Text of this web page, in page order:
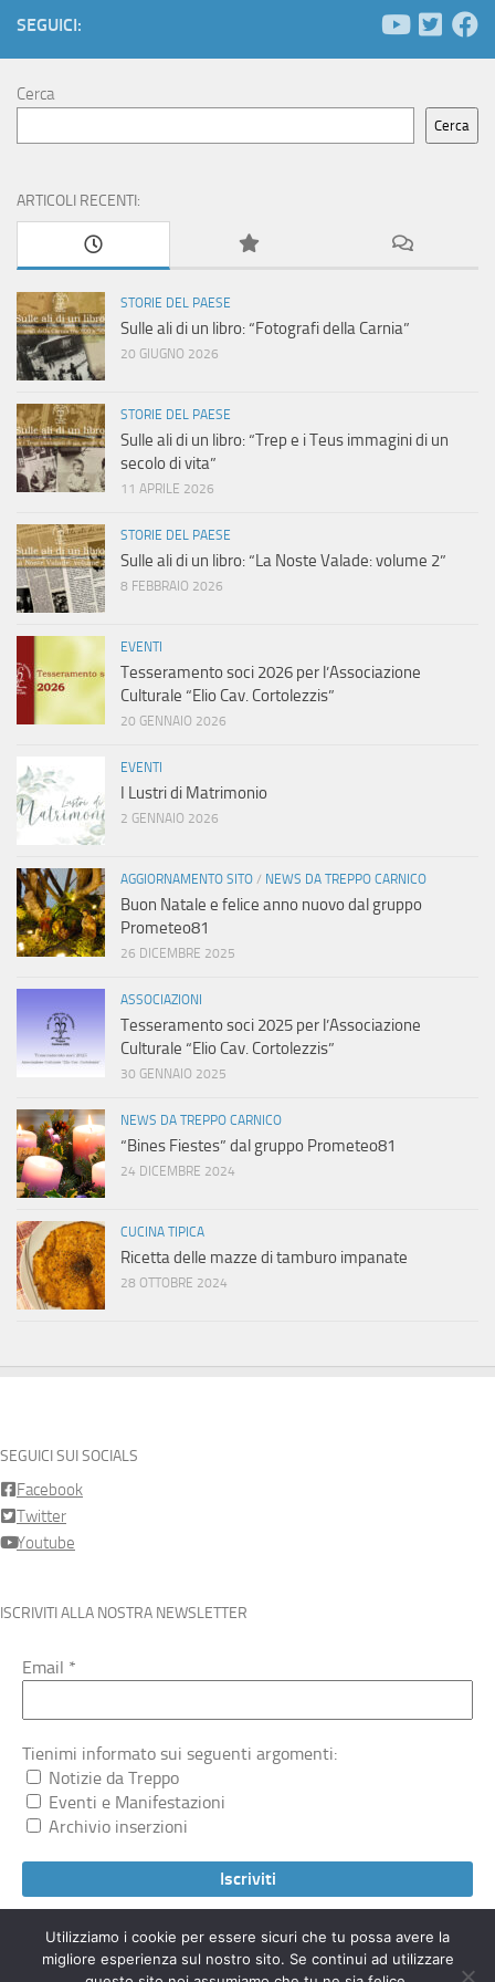
r
c
a
v
s
e
a
g
o
a
i
SEGUICI:
Cerca
Cerca
ARTICOLI RECENTI:
STORIE DEL PAESE
Sulle ali di un libro: “Fotografi della Carnia”
20 GIUGNO 2026
STORIE DEL PAESE
Sulle ali di un libro: “Trep e i Teus immagini di un
secolo di vita”
11 APRILE 2026
STORIE DEL PAESE
Sulle ali di un libro: “La Noste Valade: volume 2”
8 FEBBRAIO 2026
EVENTI
Tesseramento soci 2026 per l’Associazione
Culturale “Elio Cav. Cortolezzis”
20 GENNAIO 2026
EVENTI
I Lustri di Matrimonio
2 GENNAIO 2026
AGGIORNAMENTO SITO / NEWS DA TREPPO CARNICO
Buon Natale e felice anno nuovo dal gruppo
Prometeo81
26 DICEMBRE 2025
ASSOCIAZIONI
Tesseramento soci 2025 per l’Associazione
Culturale “Elio Cav. Cortolezzis”
30 GENNAIO 2025
NEWS DA TREPPO CARNICO
“Bines Fiestes” dal gruppo Prometeo81
24 DICEMBRE 2024
CUCINA TIPICA
Ricetta delle mazze di tamburo impanate
28 OTTOBRE 2024
SEGUICI SUI SOCIALS
Facebook
Twitter
Youtube
ISCRIVITI ALLA NOSTRA NEWSLETTER
Email *
Tienimi informato sui seguenti argomenti:
Notizie da Treppo
Eventi e Manifestazioni
Archivio inserzioni
Treppocarnico.org © 2026. Tutti i diritti riservati.
Utilizziamo i cookie per essere sicuri che tu possa avere la
migliore esperienza sul nostro sito. Se continui ad utilizzare